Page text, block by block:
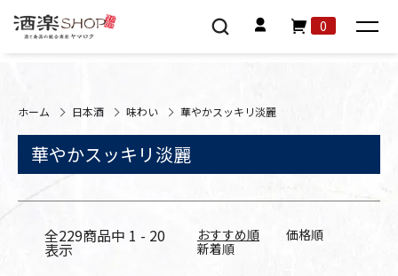
0
ホーム 日本酒 味わい 華やかスッキリ淡麗
華やかスッキリ淡麗
全229商品中 1 - 20
表示
おすすめ順
価格順
新着順